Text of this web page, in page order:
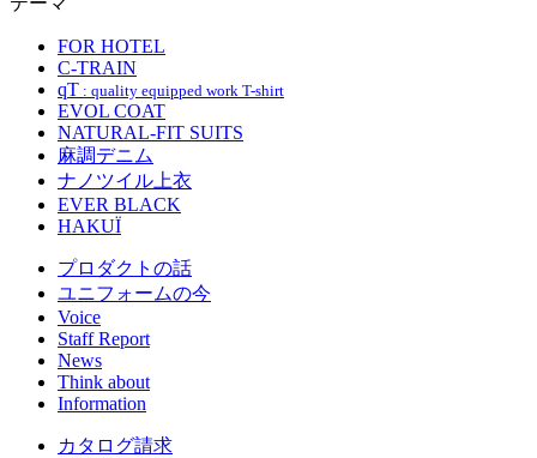
FOR HOTEL
C-TRAIN
qT : quality equipped work T-shirt
EVOL COAT
NATURAL-FIT SUITS
麻調デニム
ナノツイル上衣
EVER BLACK
HAKUÏ
プロダクトの話
ユニフォームの今
Voice
Staff Report
News
Think about
Information
カタログ請求